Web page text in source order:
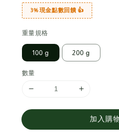
3% 現金點數回饋 👍
重量規格
100 g 200 g
數量
加入購